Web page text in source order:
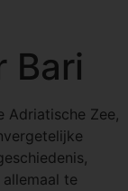
Bari
Adriatische Zee,
te